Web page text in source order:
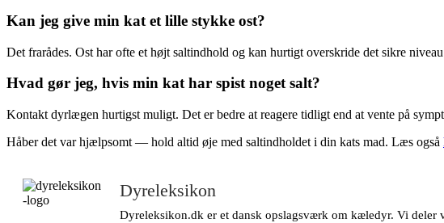
Kan jeg give min kat et lille stykke ost?
Det frarådes. Ost har ofte et højt saltindhold og kan hurtigt overskride det sikre
Hvad gør jeg, hvis min kat har spist noget salt?
Kontakt dyrlægen hurtigst muligt. Det er bedre at reagere tidligt end at vente på
Håber det var hjælpsomt — hold altid øje med saltindholdet i din kats mad. Læs også
Dyreleksikon
Dyreleksikon.dk er et dansk opslagsværk om kæledyr. Vi deler